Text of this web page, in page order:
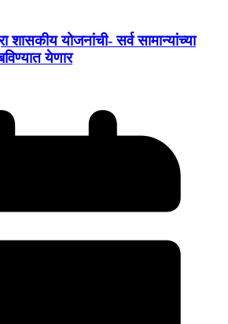
शासकीय योजनांची- सर्व सामान्यांच्या
येणार